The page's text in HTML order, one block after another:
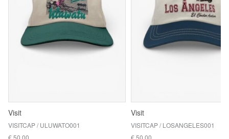
Visit
VISITCAP / ULUWATO001
€ 50,00
Visit
VISITCAP / LOSANGELES001
€ 50,00